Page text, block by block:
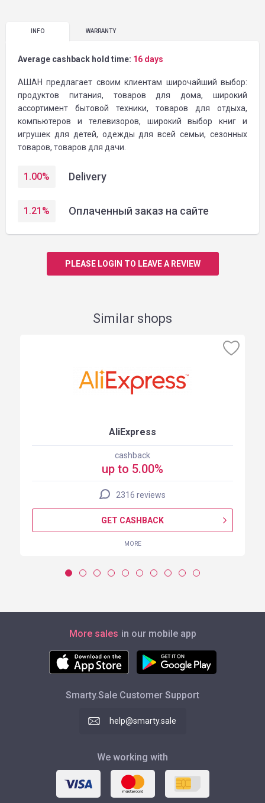
INFO WARRANTY
Average cashback hold time: 16 days
АШАН предлагает своим клиентам широчайший выбор:
продуктов питания, товаров для дома, широкий
ассортимент бытовой техники, товаров для отдыха,
компьютеров и телевизоров, широкий выбор книг и
игрушек для детей, одежды для всей семьи, сезонных
товаров, товаров для дачи.
1.00% Delivery
1.21 % Оплаченный заказ на сайте
PLEASE LOGIN TO LEAVE A REVIEW
Similar shops
AliExpress
cashback
up to 5.00%
2316 reviews
GET CASHBACK
MORE
More sales in our mobile app
Smarty.Sale Customer Support
help@smarty.sale
We working with